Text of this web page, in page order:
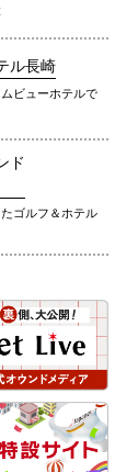
ル長崎
ビューホテルで
ド
ゴルフ＆ホテル